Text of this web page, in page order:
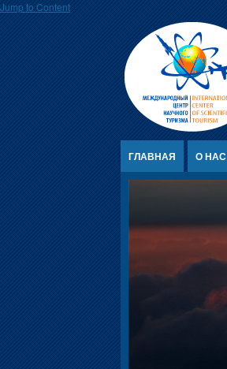
Jump to Content
ГЛАВНАЯ О НАС